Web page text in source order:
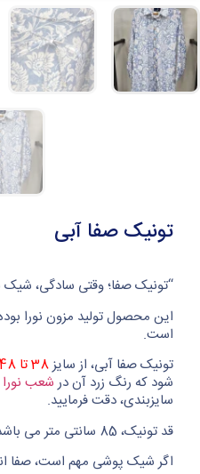
تونیک صفا آبی
“تونیک صفا؛ وقتی سادگی،
این محصول تولید مزون نورا
است.
تونیک صفا آبی، از سایز38 تا 48
شود که رنگ زرد آن درشعب نورا
سایزبندی، دقت فرمایید.
قد تونیک، 85 سانتی متر می باشد.
اگر شیک پوشی مهم است، صفا